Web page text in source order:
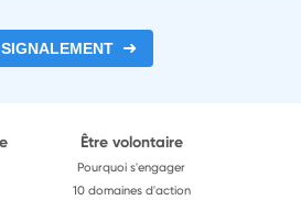
Être volontaire
Pourquoi s'engager
10 domaines d'action